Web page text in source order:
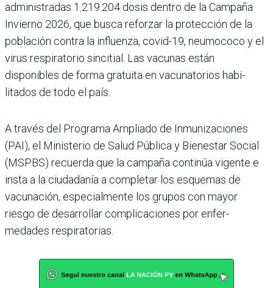
administradas 1.219.204 dosis dentro de la Campaña
Invierno 2026, que busca reforzar la protección de la
población contra la influenza, covid-19, neumococo y el
virus respiratorio sincitial. Las vacu­nas están
disponibles de forma gratuita en vacunatorios habi­
litados de todo el país.
A través del Programa Ampliado de Inmunizacio­nes
(PAI), el Ministerio de Salud Pública y Bienestar Social
(MSPBS) recuerda que la campaña continúa vigente e
insta a la ciudadanía a com­pletar los esquemas de
vacuna­ción, especialmente los grupos con mayor
riesgo de desarro­llar complicaciones por enfer­
medades respiratorias.